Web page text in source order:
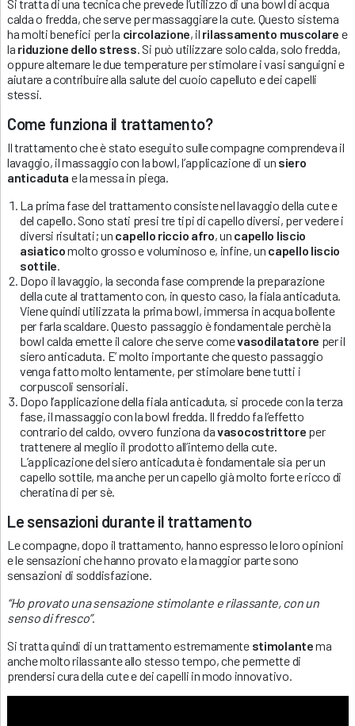
Si tratta di una tecnica che prevede l’utilizzo di una bowl di acqua
calda o fredda, che serve per massaggiare la cute. Questo sistema
ha molti benefici per la circolazione, il rilassamento muscolare e
la riduzione dello stress . Si può utilizzare solo calda, solo fredda,
oppure alternare le due temperature per stimolare i vasi sanguigni e
aiutare a contribuire alla salute del cuoio capelluto e dei capelli
stessi.
Come funziona il trattamento?
Il trattamento che è stato eseguito sulle compagne comprendeva il
lavaggio, il massaggio con la bowl, l’applicazione di un siero
anticaduta e la messa in piega.
La prima fase del trattamento consiste nel lavaggio della cute e
del capello. Sono stati presi tre tipi di capello diversi, per vedere i
diversi risultati; un capello riccio afro, un capello liscio
asiaticomolto grosso e voluminoso e, infine, un capello liscio
sottile
Dopo il lavaggio, la seconda fase comprende la preparazione
della cute al trattamento con, in questo caso, la fiala anticaduta.
Viene quindi utilizzata la prima bowl, immersa in acqua bollente
per farla scaldare. Questo passaggio è fondamentale perchè la
bowl calda emette il calore che serve comevasodilatatore per il
siero anticaduta. E’ molto importante che questo passaggio
venga fatto molto lentamente, per stimolare bene tutti i
corpuscoli sensoriali.
Dopo l’applicazione della fiala anticaduta, si procede con la terza
fase, il massaggio con la bowl fredda. Il freddo fa l’effetto
contrario del caldo, ovvero funziona davasocostrittore per
trattenere al meglio il prodotto all’interno della cute.
L’applicazione del siero anticaduta è fondamentale sia per un
capello sottile, ma anche per un capello già molto forte e ricco di
cheratina di per sè.
Le sensazioni durante il trattamento
Le compagne, dopo il trattamento, hanno espresso le loro opinioni
e le sensazioni che hanno provato e la maggior parte sono
sensazioni di soddisfazione.
“Ho provato una sensazione stimolante e rilassante, con un
senso di fresco”.
Si tratta quindi di un trattamento estremamente stimolantema
anche molto rilassante allo stesso tempo, che permette di
prendersi cura della cute e dei capelli in modo innovativo.